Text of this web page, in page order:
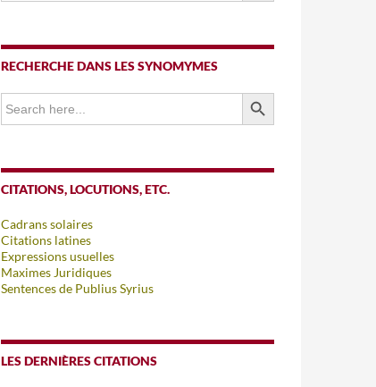
RECHERCHE DANS LES SYNOMYMES
Search
for:
SEARCH BUTTON
CITATIONS, LOCUTIONS, ETC.
Cadrans solaires
Citations latines
Expressions usuelles
Maximes Juridiques
Sentences de Publius Syrius
LES DERNIÈRES CITATIONS